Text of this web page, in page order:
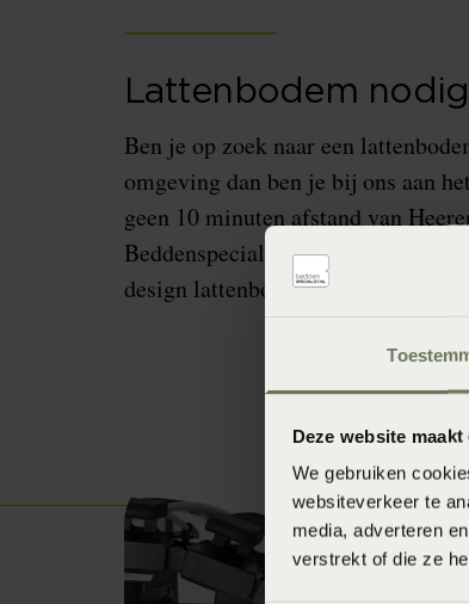
Deze website
We gebruiken
websiteverkeer te
media, adverteren
verstrekt of die ze
Lattenbodem
Ben je op zoek naar een
omgeving dan ben je bij ons aan
geen 10 minuten afstand van
Beddenspecialist Bedderie de Boer
design lattenbodems van Swissflex.